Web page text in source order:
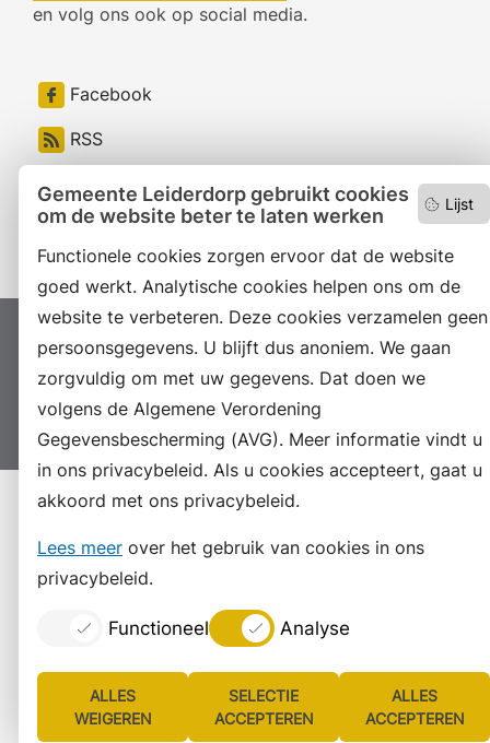
Lijst
Gemeente Leiderdorp gebruikt cookies
om de website beter te laten werken
Functionele cookies zorgen ervoor dat de website
goed werkt. Analytische cookies helpen ons om de
website te verbeteren. Deze cookies verzamelen geen
persoonsgegevens. U blijft dus anoniem. We gaan
zorgvuldig om met uw gegevens. Dat doen we
volgens de Algemene Verordening
Gegevensbescherming (AVG). Meer informatie vindt u
in ons privacybeleid. Als u cookies accepteert, gaat u
akkoord met ons privacybeleid.
Lees meer over het gebruik van cookies in ons
privacybeleid.
Functioneel Analyse
ALLES
WEIGEREN
SELECTIE
ACCEPTEREN
ALLES
ACCEPTEREN
en volg ons ook op social media.
Facebook
RSS
LinkedIn
Instagram
Proclaimer Colofon
Toegankelijkheid
Sitemap
Privacyverklaring
Servicenormen
Suggesties
Archief Vacatures